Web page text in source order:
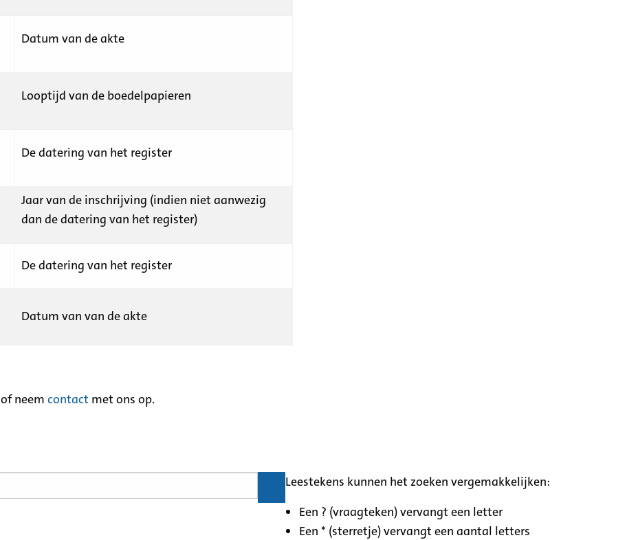
Datum van de akte
Looptijd van de boedelpapieren
De datering van het register
Jaar van de inschrijving (indien niet aanwezig
dan de datering van het register)
De datering van het register
Datum van van de akte
of neem contact met ons op.
Leestekens kunnen het zoeken vergemakkelijken:
Een ? (vraagteken) vervangt een letter
Een * (sterretje) vervangt een aantal letters